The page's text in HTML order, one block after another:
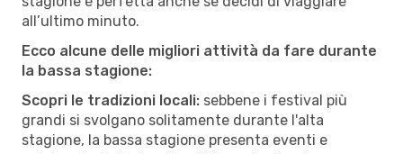
all’ultimo minuto.
Ecco alcune delle migliori attività da fare durante
la bassa stagione:
Scopri le tradizioni locali: sebbene i festival più
grandi si svolgano solitamente durante l'alta
stagione, la bassa stagione presenta eventi e